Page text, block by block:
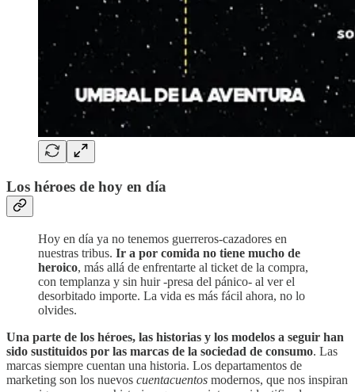
Los héroes de hoy en día
Hoy en día ya no tenemos guerreros-cazadores en
nuestras tribus. Ir a por comida no tiene mucho de
heroico, más allá de enfrentarte al ticket de la compra,
con templanza y sin huir -presa del pánico- al ver el
desorbitado importe. La vida es más fácil ahora, no lo
olvides.
Una parte de los héroes, las historias y los modelos a seguir han
sido sustituidos por las marcas de la sociedad de consumo. Las
marcas siempre cuentan una historia. Los departamentos de
marketing son los nuevos cuentacuentos modernos, que nos inspiran